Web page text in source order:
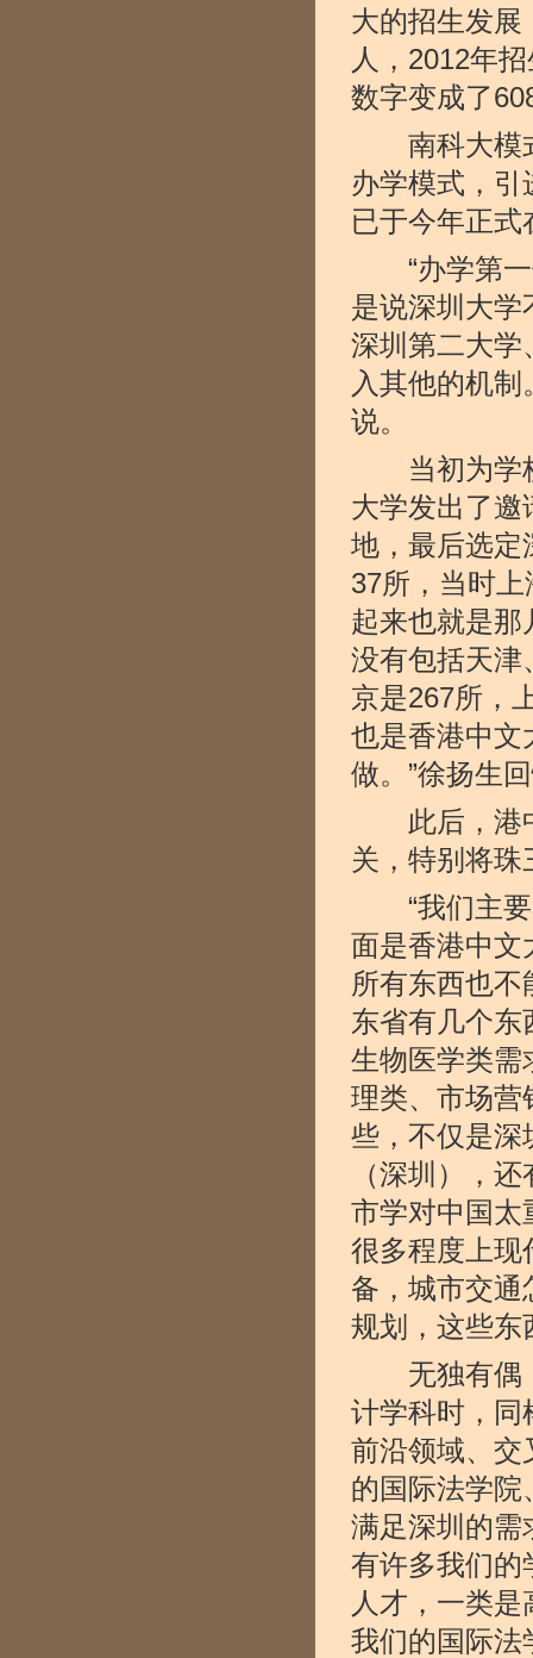
大的招生发展
人，2012年
数字变成了
南科大模式
办学模式，
已于今年正
“办学第一
是说深圳大学
深圳第二大学
入其他的机
说。
当初为学校
大学发出了邀
地，最后选定
37所，当时
起来也就是那
没有包括天津
京是267所，
也是香港中文
做。”徐扬生
此后，港中
关，特别将
“我们主要
面是香港中文
所有东西也
东省有几个东
生物医学类需
理类、市场营
些，不仅是深
（深圳），
市学对中国太
很多程度上现
备，城市交通
规划，这些东
无独有偶，
计学科时，同
前沿领域、交
的国际法学院
满足深圳的需
有许多我们的
人才，一类
我们的国际法